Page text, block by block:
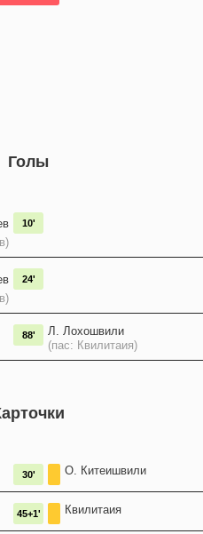
Голы
10'
24'
Л. Лохошвили
(пас: Квилитаия)
88'
О. Китеишвили
30'
Квилитаия
45+1'